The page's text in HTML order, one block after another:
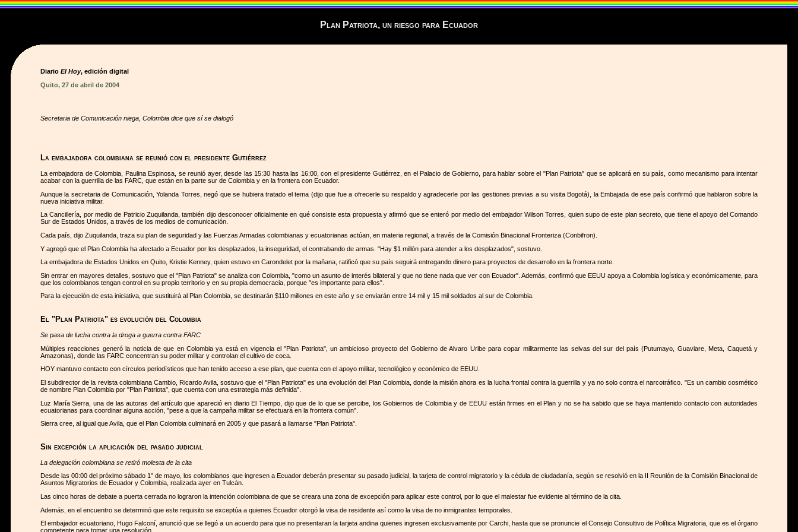
Plan Patriota, un riesgo para Ecuador
Diario El Hoy, edición digital
Quito, 27 de abril de 2004
Secretaria de Comunicación niega, Colombia dice que sí se dialogó
La embajadora colombiana se reunió con el presidente Gutiérrez
La embajadora de Colombia, Paulina Espinosa, se reunió ayer, desde las 15:30 hasta las 16:00, con el presidente Gutiérrez, en el Palacio de Gobierno, para hablar sobre el "Plan Patriota" que se aplicará en su país, como mecanismo para intentar
acabar con la guerrilla de las FARC, que están en la parte sur de Colombia y en la frontera con Ecuador.
Aunque la secretaria de Comunicación, Yolanda Torres, negó que se hubiera tratado el tema (dijo que fue a ofrecerle su respaldo y agradecerle por las gestiones previas a su visita Bogotá), la Embajada de ese país confirmó que hablaron sobre la
nueva iniciativa militar.
La Cancillería, por medio de Patricio Zuquilanda, también dijo desconocer oficialmente en qué consiste esta propuesta y afirmó que se enteró por medio del embajador Wilson Torres, quien supo de este plan secreto, que tiene el apoyo del Comando
Sur de Estados Unidos, a través de los medios de comunicación.
Cada país, dijo Zuquilanda, traza su plan de seguridad y las Fuerzas Armadas colombianas y ecuatorianas actúan, en materia regional, a través de la Comisión Binacional Fronteriza (Conbifron).
Y agregó que el Plan Colombia ha afectado a Ecuador por los desplazados, la inseguridad, el contrabando de armas. "Hay $1 millón para atender a los desplazados", sostuvo.
La embajadora de Estados Unidos en Quito, Kristie Kenney, quien estuvo en Carondelet por la mañana, ratificó que su país seguirá entregando dinero para proyectos de desarrollo en la frontera norte.
Sin entrar en mayores detalles, sostuvo que el "Plan Patriota" se analiza con Colombia, "como un asunto de interés bilateral y que no tiene nada que ver con Ecuador". Además, confirmó que EEUU apoya a Colombia logística y económicamente, para
que los colombianos tengan control en su propio territorio y en su propia democracia, porque "es importante para ellos".
Para la ejecución de esta iniciativa, que sustituirá al Plan Colombia, se destinarán $110 millones en este año y se enviarán entre 14 mil y 15 mil soldados al sur de Colombia.
El "Plan Patriota" es evolución del Colombia
Se pasa de lucha contra la droga a guerra contra FARC
Múltiples reacciones generó la noticia de que en Colombia ya está en vigencia el "Plan Patriota", un ambicioso proyecto del Gobierno de Alvaro Uribe para copar militarmente las selvas del sur del país (Putumayo, Guaviare, Meta, Caquetá y
Amazonas), donde las FARC concentran su poder militar y controlan el cultivo de coca.
HOY mantuvo contacto con círculos periodísticos que han tenido acceso a ese plan, que cuenta con el apoyo militar, tecnológico y económico de EEUU.
El subdirector de la revista colombiana Cambio, Ricardo Avila, sostuvo que el "Plan Patriota" es una evolución del Plan Colombia, donde la misión ahora es la lucha frontal contra la guerrilla y ya no solo contra el narcotráfico. "Es un cambio cosmético
de nombre Plan Colombia por "Plan Patriota", que cuenta con una estrategia más definida".
Luz María Sierra, una de las autoras del artículo que apareció en diario El Tiempo, dijo que de lo que se percibe, los Gobiernos de Colombia y de EEUU están firmes en el Plan y no se ha sabido que se haya mantenido contacto con autoridades
ecuatorianas para coordinar alguna acción, "pese a que la campaña militar se efectuará en la frontera común".
Sierra cree, al igual que Avila, que el Plan Colombia culminará en 2005 y que pasará a llamarse "Plan Patriota".
Sin excepción la aplicación del pasado judicial
La delegación colombiana se retiró molesta de la cita
Desde las 00:00 del próximo sábado 1° de mayo, los colombianos que ingresen a Ecuador deberán presentar su pasado judicial, la tarjeta de control migratorio y la cédula de ciudadanía, según se resolvió en la II Reunión de la Comisión Binacional de
Asuntos Migratorios de Ecuador y Colombia, realizada ayer en Tulcán.
Las cinco horas de debate a puerta cerrada no lograron la intención colombiana de que se creara una zona de excepción para aplicar este control, por lo que el malestar fue evidente al término de la cita.
Además, en el encuentro se determinó que este requisito se exceptúa a quienes Ecuador otorgó la visa de residente así como la visa de no inmigrantes temporales.
El embajador ecuatoriano, Hugo Falconí, anunció que se llegó a un acuerdo para que no presentaran la tarjeta andina quienes ingresen exclusivamente por Carchi, hasta que se pronuncie el Consejo Consultivo de Política Migratoria, que es el órgano
competente para tomar una resolución.